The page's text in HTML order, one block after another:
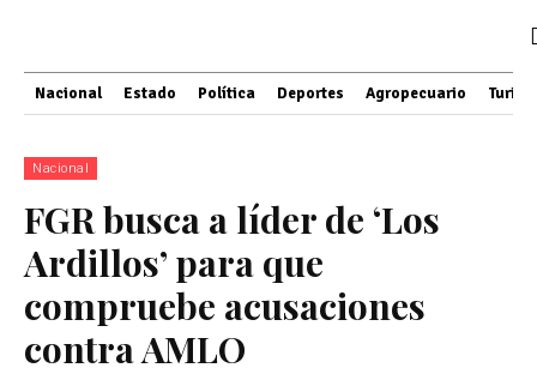
Nacional Estado Política Deportes Agropecuario
Nacional
FGR busca a líder de ‘Los
Ardillos’ para que
compruebe acusaciones
contra AMLO